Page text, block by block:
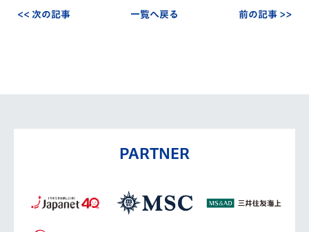
<< 次の記事 一覧へ戻る 前の記事 >>
PARTNER